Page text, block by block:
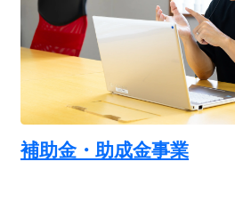
補助金・助成金事業